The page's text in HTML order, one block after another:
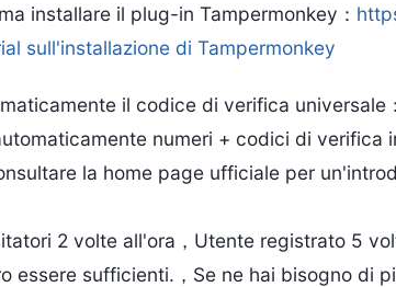
installare il plug-in Tampermonkey：
sull'installazione di Tampermonkey
il codice di verifica universale：
numeri + codici di verifica
la home page ufficiale per
2 volte all'ora，Utente registrato 5
essere sufficienti.，Se ne hai bisogno di